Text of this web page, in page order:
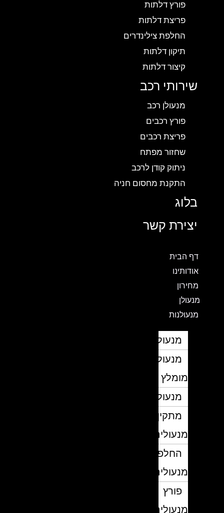
פורץ דלתות
פריצת דלתות
החלפת צילינדרים
תיקון דלתות
קיצור דלתות
שירותי רכב
מנעולן רכב
פורץ רכבים
פריצת רכבים
שחזור מפתח
ניתוק קודן לרכב
התקנת מחסום חניה
בלוג
יצירת קשר
דף הבית
אודותינו
מחירון
מנעולן
מנעולנות
מנעולן
מנעולן
מומלץ
מנעולנים
מתקין
מנעולים
החלפת
מנעולים
פורץ
מנעולים